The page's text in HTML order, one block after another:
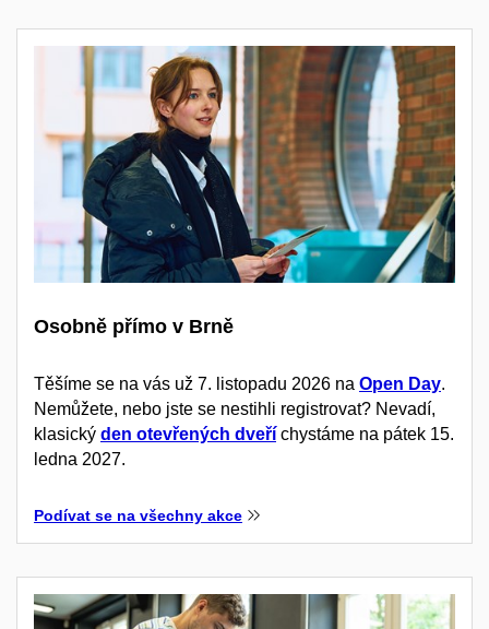
Osobně přímo v Brně
Těšíme se na vás už 7. listopadu 2026 na Open Day.
Nemůžete, nebo jste se nestihli registrovat? Nevadí,
klasický den otevřených dveří chystáme na pátek 15.
ledna 2027.
Podívat se na všechny akce